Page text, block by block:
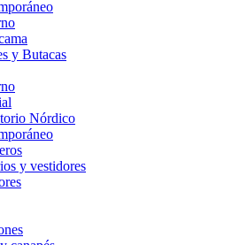
y Butacas
Nórdico
y vestidores